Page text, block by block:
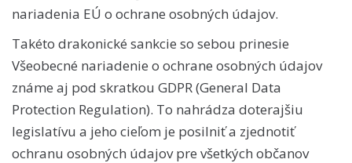
nariadenia EÚ o ochrane osobných údajov.
Takéto drakonické sankcie so sebou prinesie
Všeobecné nariadenie o ochrane osobných údajov
známe aj pod skratkou GDPR (General Data
Protection Regulation). To nahrádza doterajšiu
legislatívu a jeho cieľom je posilniť a zjednotiť
ochranu osobných údajov pre všetkých občanov